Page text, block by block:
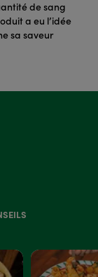
de sang
a eu l’idée
sa saveur